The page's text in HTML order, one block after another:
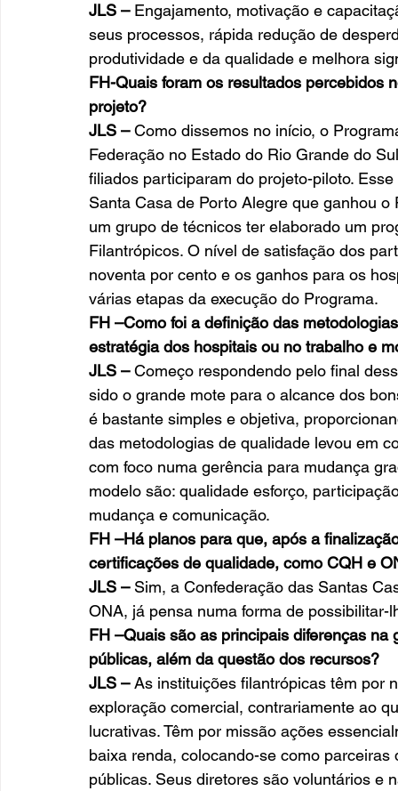
JLS – Engajamento, motivação e
seus processos, rápida redução de
produtividade e da qualidade e melhora
FH-Quais foram os resultados percebidos
projeto?
JLS – Como dissemos no início, o
Federação no Estado do Rio Grande do
filiados participaram do projeto-piloto.
Santa Casa de Porto Alegre que ganhou
um grupo de técnicos ter elaborado um
Filantrópicos. O nível de satisfação dos
noventa por cento e os ganhos para os
várias etapas da execução do Programa.
FH –Como foi a definição das
estratégia dos hospitais ou no trabalho e
JLS – Começo respondendo pelo final
sido o grande mote para o alcance dos
é bastante simples e objetiva,
das metodologias de qualidade levou em
com foco numa gerência para mudança
modelo são: qualidade esforço,
mudança e comunicação.
FH –Há planos para que, após a
certificações de qualidade, como CQH e
JLS – Sim, a Confederação das Santas
ONA, já pensa numa forma de
FH –Quais são as principais diferenças
públicas, além da questão dos recursos?
JLS – As instituições filantrópicas têm por
exploração comercial, contrariamente ao
lucrativas. Têm por missão ações
baixa renda, colocando-se como
públicas. Seus diretores são voluntários e